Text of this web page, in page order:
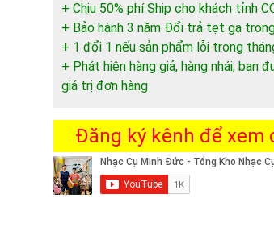
+ Chịu 50% phí Ship cho khách tỉnh
+ Bảo hành 3 năm Đổi trả tẹt ga
+ 1 đổi 1 nếu sản phẩm lỗi trong
+ Phát hiện hàng giả, hàng nhái, bạn
giá trị đơn hàng
Đăng ký kênh để